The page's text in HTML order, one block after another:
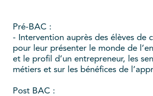
Pré-BAC :
- Intervention auprès des élèves de
pour leur présenter le monde de
et le profil d’un entrepreneur, les
métiers et sur les bénéfices de
Post BAC :